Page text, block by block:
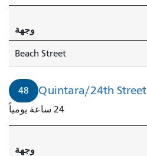
بيتش
دقيقة
واحدة.
وجهة
Beach Street
48 Quintara/24th Street
24 ساعة يومياً
وجهة